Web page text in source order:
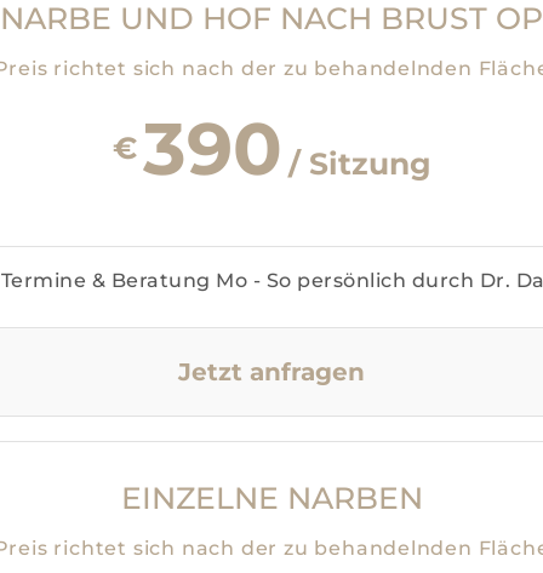
NARBE UND HOF NACH BRUST OP
richtet sich nach der zu behandelnden
€390 / Sitzung
Termine & Beratung Mo - So persönlich durch Dr.
Jetzt anfragen
EINZELNE NARBEN
richtet sich nach der zu behandelnden